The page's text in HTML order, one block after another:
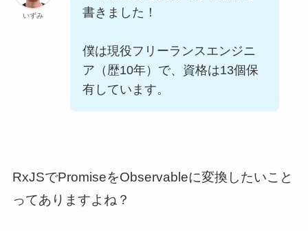
いずみ
書きました！
僕は現役フリーランスエンジニ
ア（歴10年）で、資格は13個保
有しています。
RxJSでPromiseをObservableに変換したいこと
ってありますよね？